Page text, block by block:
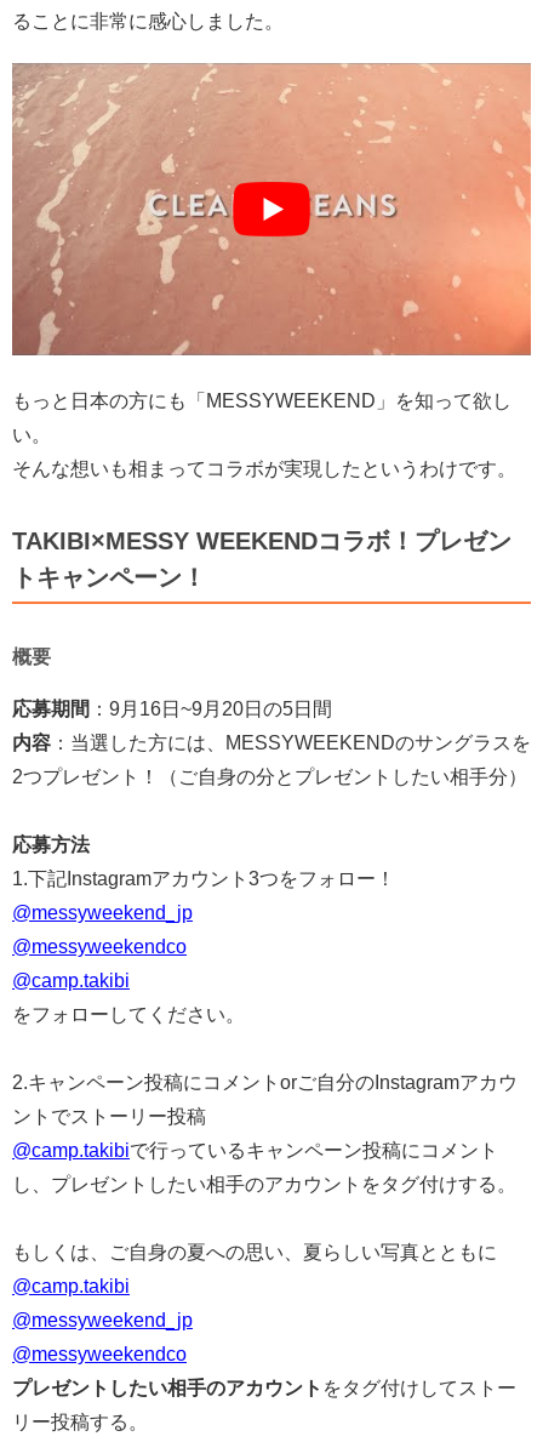
ることに非常に感心しました。
もっと日本の方にも「MESSYWEEKEND」を知って欲し
い。
そんな想いも相まってコラボが実現したというわけです。
TAKIBI×MESSY WEEKENDコラボ！プレゼン
トキャンペーン！
概要
応募期間 ：9月16日~9月20日の5日間
内容 ：当選した方には、MESSYWEEKENDのサングラスを
2つプレゼント！（ご自身の分とプレゼントしたい相手分）
応募方法
1.下記Instagramアカウント3つをフォロー！
@messyweekend_jp
@messyweekendco
@camp.takibi
をフォローしてください。
2.キャンペーン投稿にコメントorご自分のInstagramアカウ
ントでストーリー投稿
@camp.takibiで行っているキャンペーン投稿にコメント
し、プレゼントしたい相手のアカウントをタグ付けする。
もしくは、ご自身の夏への思い、夏らしい写真とともに
@camp.takibi
@messyweekend_jp
@messyweekendco
プレゼントしたい相手のアカウント をタグ付けしてストー
リー投稿する。